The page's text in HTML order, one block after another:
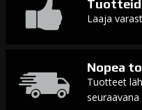
Laaja
Nopea
Tuotteet
seuraavana